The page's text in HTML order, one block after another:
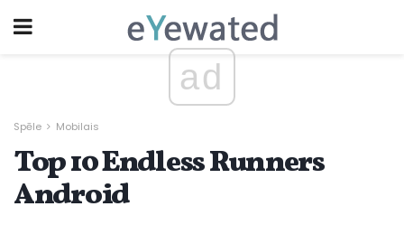
ad
Spēle Mobilais
Top 10 Endless Runners
Android